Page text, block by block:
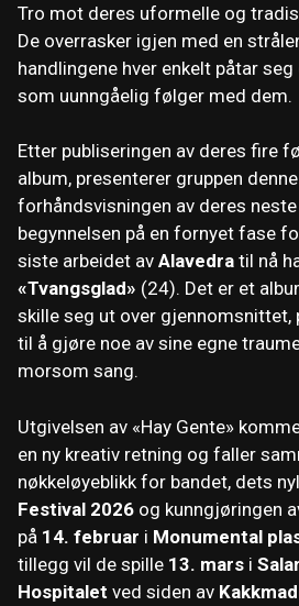
Tro mot deres uformelle og
De overrasker igjen med en
handlingene hver enkelt påtar
som uunngåelig følger med dem.
Etter publiseringen av deres fire
album, presenterer gruppen
forhåndsvisningen av deres
begynnelsen på en fornyet fase
siste arbeidet av Alavedra til nå
«Tvangsglad» (24). Det er et
skille seg ut over gjennomsnittet,
til å gjøre noe av sine egne
morsom sang.
Utgivelsen av «Hay Gente»
en ny kreativ retning og faller
nøkkeløyeblikk for bandet, dets
Festival 2026 og kunngjøringen
på 14. februar i Monumental
tillegg vil de spille 13. mars i
Hospitalet ved siden av